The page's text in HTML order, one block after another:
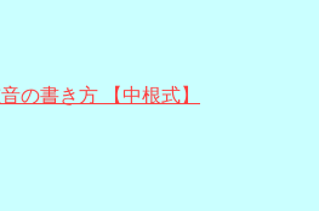
の書き方 【中根式】